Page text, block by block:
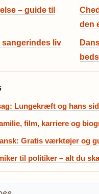
– guide til
den
sangerindes liv
Lungekræft og hans
film, karriere og
Gratis værktøjer og
til politiker – alt du